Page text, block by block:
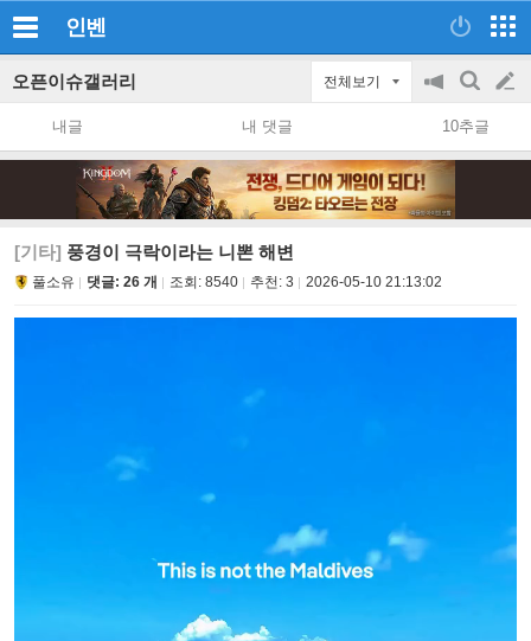
인벤
오픈이슈갤러리 전체보기
공
지
on/off
검
색
글
쓰
내글 내 댓글 10추글
[기타] 풍경이 극락이라는 니뽄 해변
풀소유 댓글: 26 개 조회: 8540 추천: 3 2026-05-10 21:13:02